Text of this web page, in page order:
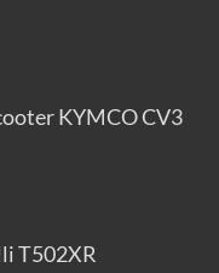
KYMCO CV3
T502XR